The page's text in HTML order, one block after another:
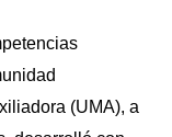
(UMA), a